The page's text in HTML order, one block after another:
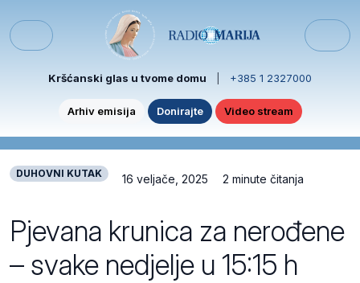
Menu
Kršćanski glas u tvome domu +385 1 2327000
Arhiv emisija Donirajte Video stream
DUHOVNI KUTAK 16 veljače, 2025 2 minute čitanja
Pjevana krunica za nerođene
– svake nedjelje u 15:15 h